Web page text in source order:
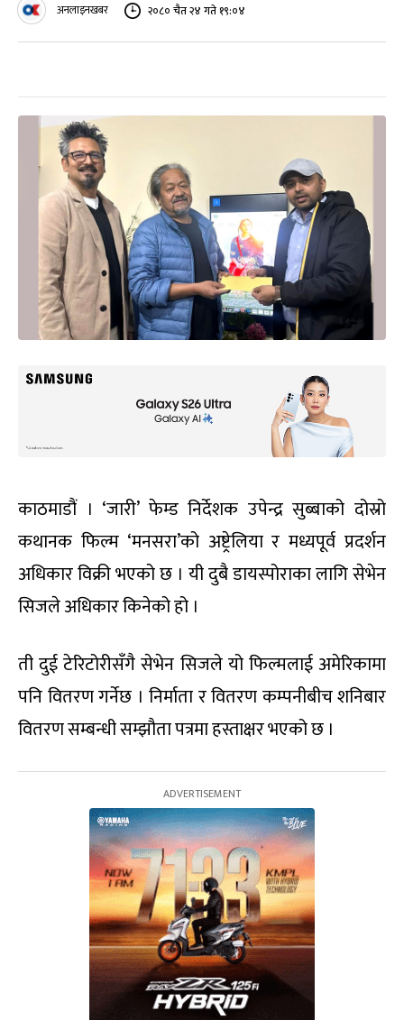
अनलाइनखबर २०८० चैत २४ गते १९:०४
काठमाडौं । ‘जारी’ फेम्ड निर्देशक उपेन्द्र सुब्बाको दोस्रो
कथानक फिल्म ‘मनसरा’को अष्ट्रेलिया र मध्यपूर्व प्रदर्शन
अधिकार विक्री भएको छ । यी दुबै डायस्पोराका लागि सेभेन
सिजले अधिकार किनेको हो ।
ती दुई टेरिटोरीसँगै सेभेन सिजले यो फिल्मलाई अमेरिकामा
पनि वितरण गर्नेछ । निर्माता र वितरण कम्पनीबीच शनिबार
वितरण सम्बन्धी सम्झौता पत्रमा हस्ताक्षर भएको छ ।